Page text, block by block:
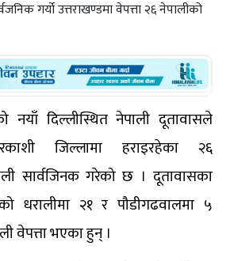
नयाँ दिल्लीस्थित नेपाली दूतावासले
जिल्लामा हराइरहेका २६
सार्वजिनक गरेको छ । दूतावासका
धरालीमा २१ र पौडीगढवालमा ५
वेपत्ता भएका हुन् ।